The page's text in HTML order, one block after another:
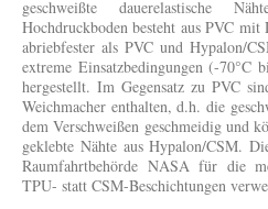
geschweißte dauerelastische
Hochdruckboden besteht aus PVC
abriebfester als PVC und Hypalon/
extreme Einsatzbedingungen (-70°C
hergestellt. Im Gegensatz zu PVC
Weichmacher enthalten, d.h. die
dem Verschweißen geschmeidig und
geklebte Nähte aus Hypalon/CSM.
Raumfahrtbehörde NASA für die
TPU- statt CSM-Beschichtungen